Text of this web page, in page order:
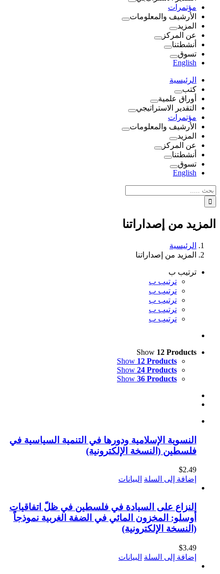
مؤتمرات
الأرشيف والمعلومات
المزيد
عن المركز
أنشطتنا
تسوق
English
الرئيسية
كتب
أوراق علمية
التقدير الاستراتيجي
مؤتمرات
الأرشيف والمعلومات
المزيد
عن المركز
أنشطتنا
تسوق
English
نتائج
البحث
بالنسبة
الي
: المزيد من إصداراتنا
الرئيسية
المزيد من إصداراتنا
ترتيب ب
ترتيب ب
ترتيب ب
ترتيب ب
ترتيب ب
ترتيب ب
Show 12 Products
Show 12 Products
Show 24 Products
Show 36 Products
النسوية الإسلامية ودورها في التنمية السياسية في
فلسطين (النسخة الإلكترونية)
$2.49
إضافة إلى السلة البيانات
النزاع على السيادة في فلسطين في ظلّ اتفاقيات
أوسلو: المخزون المائي في الضفة الغربية نموذجاً
(النسخة الإلكترونية)
$3.49
إضافة إلى السلة البيانات